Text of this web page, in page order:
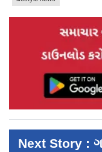
Next Story :